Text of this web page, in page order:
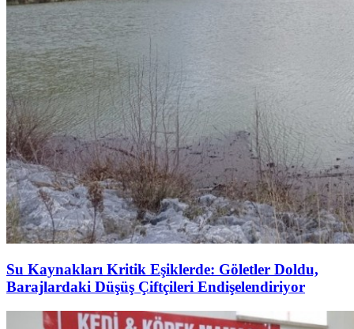
Su Kaynakları Kritik Eşiklerde: Göletler Doldu,
Barajlardaki Düşüş Çiftçileri Endişelendiriyor